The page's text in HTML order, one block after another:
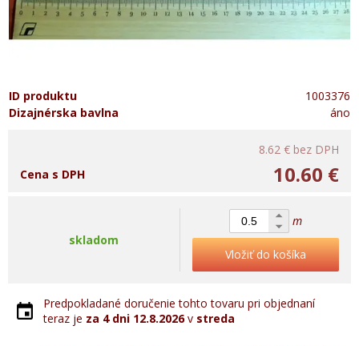
ID produktu
1003376
Dizajnérska bavlna
áno
8.62 € bez DPH
10.60 €
Cena s DPH
skladom
m
Vložiť do košíka
Predpokladané doručenie tohto tovaru pri objednaní
teraz je za 4 dni 12.8.2026v streda